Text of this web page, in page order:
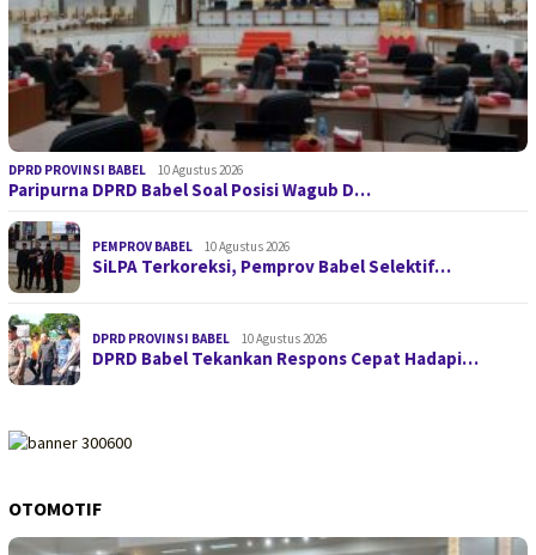
DPRD PROVINSI BABEL 10 Agustus 2026
Paripurna DPRD Babel Soal Posisi Wagub D…
PEMPROV BABEL 10 Agustus 2026
SiLPA Terkoreksi, Pemprov Babel Selektif…
DPRD PROVINSI BABEL 10 Agustus 2026
DPRD Babel Tekankan Respons Cepat Hadapi…
OTOMOTIF